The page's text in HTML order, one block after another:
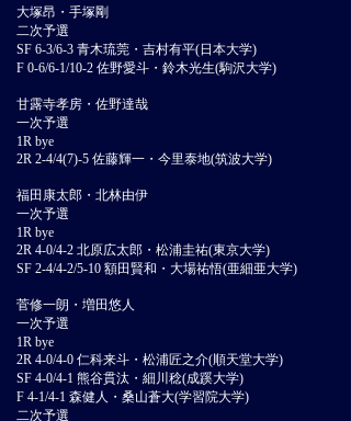
大塚昂・手塚剛
二次予選
SF 6-3/6-3 青木琉莞・吉村有平(日本大学)
F 0-6/6-1/10-2 佐野愛斗・鈴木光生(駒沢大学)
甘露寺孝房・佐野達哉
一次予選
1R bye
2R 2-4/4(7)-5 佐藤輝一・今里泰地(筑波大学)
福田康太郎・北林由伊
一次予選
1R bye
2R 4-0/4-2 北原広太郎・松浦圭祐(東京大学)
SF 2-4/4-2/5-10 額田賢和・大場祐悟(亜細亜大学)
菅修一朗・増田悠人
一次予選
1R bye
2R 4-0/4-0 仁科来斗・松浦匠之介(順天堂大学)
SF 4-0/4-1 熊谷貫汰・細川稔(成蹊大学)
F 4-1/4-1 森健人・桑山蒼大(学習院大学)
二次予選